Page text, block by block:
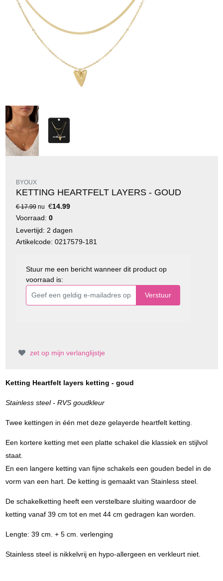
BYOUX
KETTING HEARTFELT LAYERS - GOUD
€ 17.99nu €14.99
Voorraad: 0
Levertijd: 2 dagen
Artikelcode: 0217579-181
Stuur me een bericht wanneer dit product op
voorraad is:
Verstuur
zet op mijn verlanglijstje
Ketting Heartfelt layers ketting - goud
Stainless steel - RVS goudkleur
Twee kettingen in één met deze gelayerde heartfelt ketting.
Een kortere ketting met een platte schakel die klassiek en stijlvol
staat.
En een langere ketting van fijne schakels een gouden bedel in de
vorm van een hart. De ketting is gemaakt van Stainless steel.
De schakelketting heeft een verstelbare sluiting waardoor de
ketting vanaf 39 cm tot en met 44 cm gedragen kan worden.
Lengte: 39 cm. + 5 cm. verlenging
Stainless steel is nikkelvrij en hypo-allergeen en verkleurt niet.